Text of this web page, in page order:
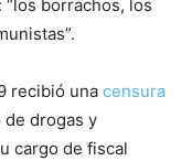
borrachos, los
recibió una censura
de drogas y
cargo de fiscal